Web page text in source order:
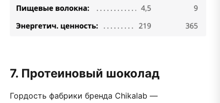
7. Протеиновый шоколад
Гордость фабрики бренда Chikalab —